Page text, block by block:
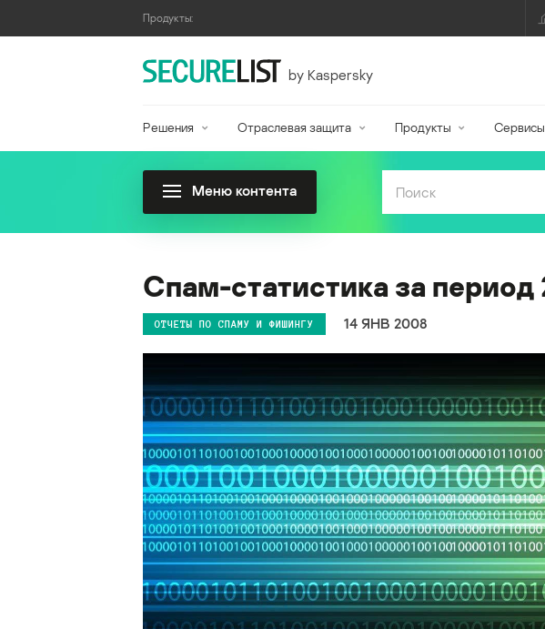
Продукты:
by Kaspersky
Решения Отраслевая защита Продукты Сервисы
Меню контента
Спам-статистика за
ОТЧЕТЫ ПО СПАМУ И ФИШИНГУ 14 ЯНВ 2008